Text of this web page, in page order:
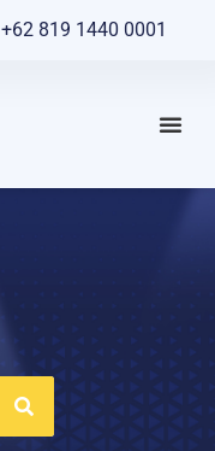
+62 819 1440 0001